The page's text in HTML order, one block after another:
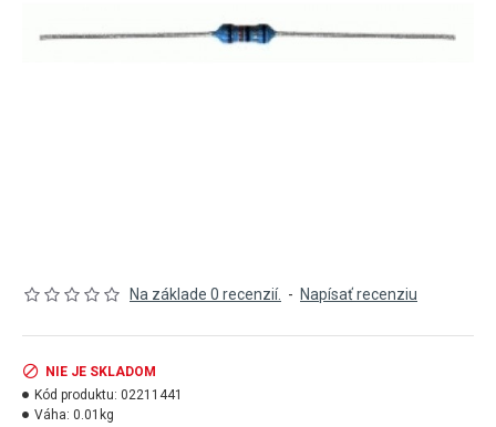
Na základe 0 recenzií. - Napísať recenziu
NIE JE SKLADOM
Kód produktu: 02211441
Váha: 0.01kg